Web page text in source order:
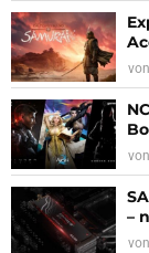
von
von
–
von